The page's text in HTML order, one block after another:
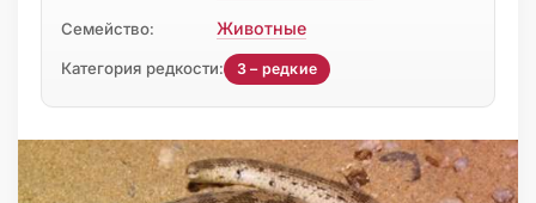
Семейство: Животные
Категория редкости: 3 – редкие